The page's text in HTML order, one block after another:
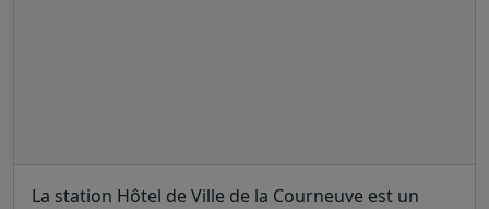
La station Hôtel de Ville de la Courneuve est un